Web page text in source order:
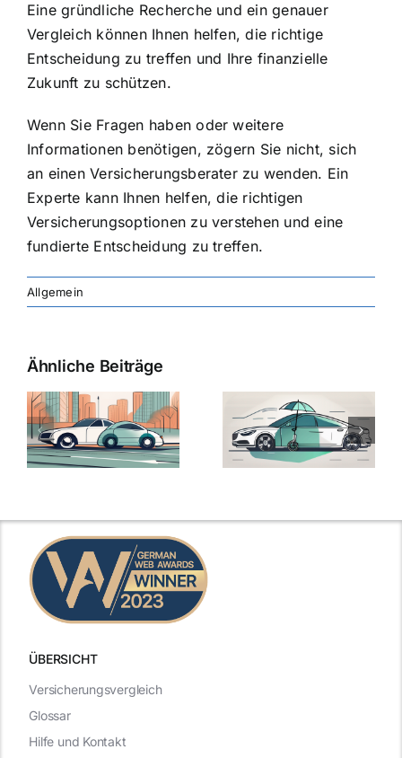
Eine gründliche Recherche und ein genauer
Vergleich können Ihnen helfen, die richtige
Entscheidung zu treffen und Ihre finanzielle
Zukunft zu schützen.
Wenn Sie Fragen haben oder weitere
Informationen benötigen, zögern Sie nicht, sich
an einen Versicherungsberater zu wenden. Ein
Experte kann Ihnen helfen, die richtigen
Versicherungsoptionen zu verstehen und eine
fundierte Entscheidung zu treffen.
Allgemein
Ähnliche Beiträge
ÜBERSICHT
Versicherungsvergleich
Glossar
Hilfe und Kontakt